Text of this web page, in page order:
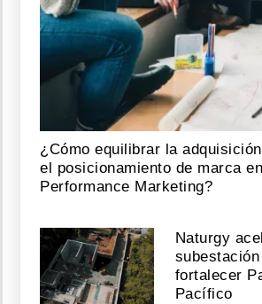
¿Cómo equilibrar la
el posicionamiento de marca
Performance Marketing?
Naturgy
fortalecer
Pacífico